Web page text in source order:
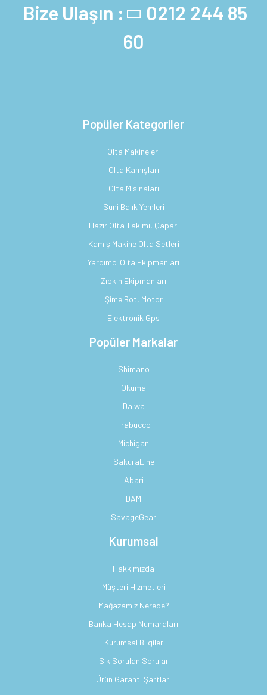
Bize Ulaşın : 0212 244 85
60
Popüler Kategoriler
Olta Makineleri
Olta Kamışları
Olta Misinaları
Suni Balık Yemleri
Hazır Olta Takımı, Çapari
Kamış Makine Olta Setleri
Yardımcı Olta Ekipmanları
Zıpkın Ekipmanları
Şime Bot, Motor
Elektronik Gps
Popüler Markalar
Shimano
Okuma
Daiwa
Trabucco
Michigan
SakuraLine
Abari
DAM
SavageGear
Kurumsal
Hakkımızda
Müşteri Hizmetleri
Mağazamız Nerede?
Banka Hesap Numaraları
Kurumsal Bilgiler
Sık Sorulan Sorular
Ürün Garanti Şartları